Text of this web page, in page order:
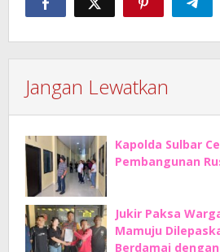
Jangan Lewatkan
Kapolda Sulbar
Pembangunan
Jukir Paksa
Mamuju
Berdamai